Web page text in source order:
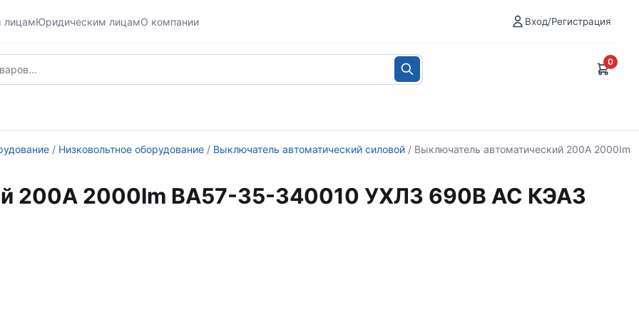
лицамЮридическим лицамО компании Вход/Регистрация
0
/ Низковольтное оборудование / Выключатель автоматический силовой / Выключатель автоматический 200А 2000Im
200А 2000Im ВА57-35-340010 УХЛ3 690В AC КЭАЗ